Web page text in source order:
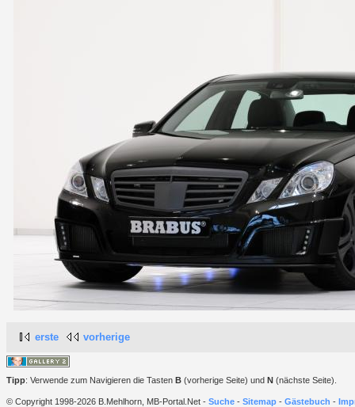
erste vorherige
Tipp: Verwende zum Navigieren die Tasten B (vorherige Seite) und N (nächste Seite).
© Copyright 1998-2026 B.Mehlhorn, MB-Portal.Net - Suche - Sitemap - Gästebuch -